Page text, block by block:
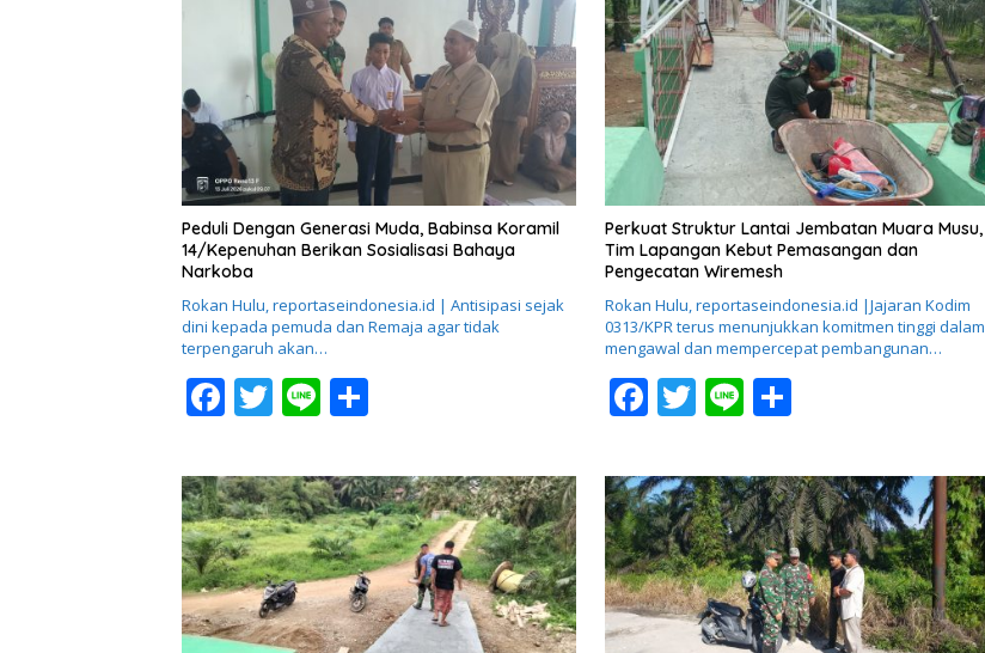
Peduli Dengan Generasi Muda, Babinsa Koramil
14/Kepenuhan Berikan Sosialisasi Bahaya
Narkoba
Rokan Hulu, reportaseindonesia.id | Antisipasi sejak
dini kepada pemuda dan Remaja agar tidak
terpengaruh akan…
F
e
b
o
o
k
T
itt
er
Li
e ar
e
Perkuat Struktur Lantai Jembatan Muara Musu,
Tim Lapangan Kebut Pemasangan dan
Pengecatan Wiremesh
Rokan Hulu, reportaseindonesia.id |Jajaran Kodim
0313/KPR terus menunjukkan komitmen tinggi dalam
mengawal dan mempercepat pembangunan…
F
e
b
o
o
k
T
itt
er
Li
e
S
ar
e